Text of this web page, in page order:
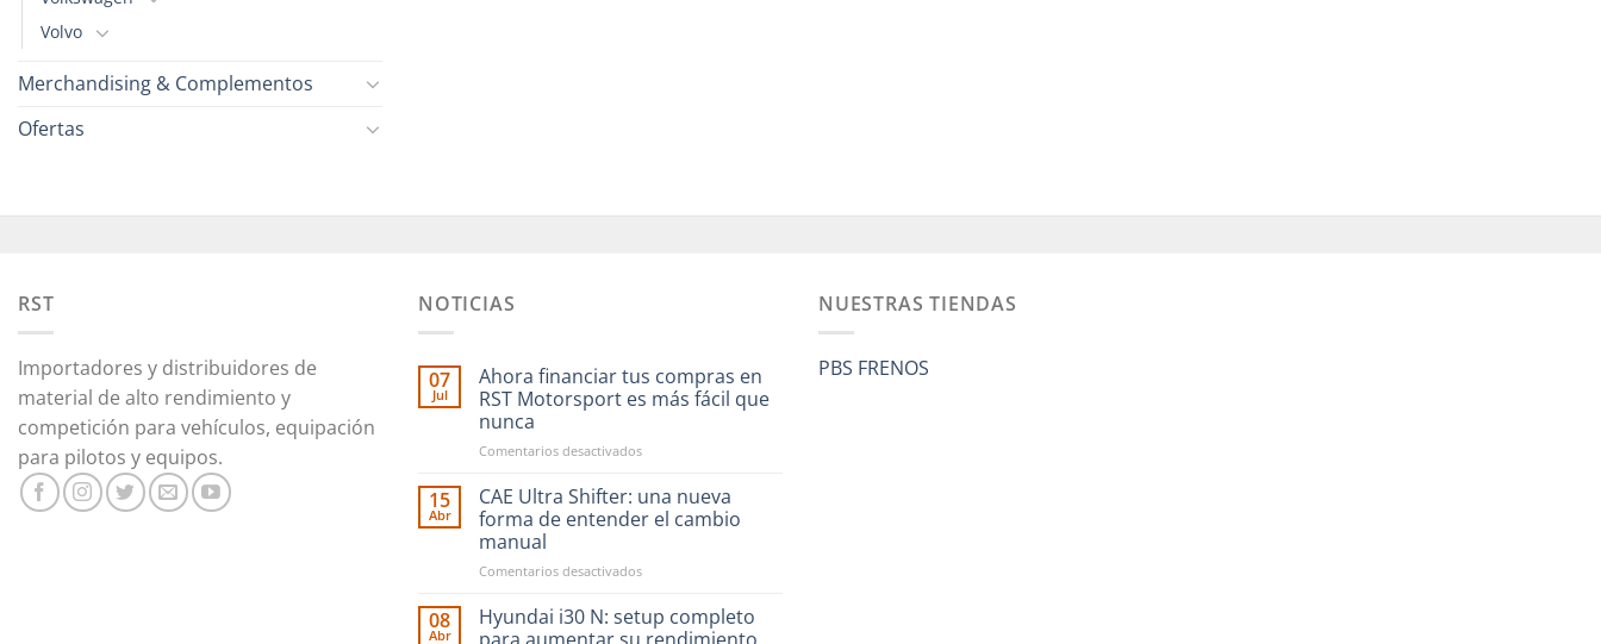
Volvo
Merchandising & Complementos
Ofertas
RST
Importadores y distribuidores de
material de alto rendimiento y
competición para vehículos, equipación
para pilotos y equipos.
NOTICIAS
07
Jul
Ahora financiar tus compras en
RST Motorsport es más fácil que
nunca
Comentarios desactivadosen
financiar
compras
RST
es
más
15
Abr
CAE Ultra Shifter: una nueva
forma de entender el cambio
manual
Comentarios desactivadosen
Ultra
Shifter:
08
Abr
Hyundai i30 N: setup completo
NUESTRAS TIENDAS
PBS FRENOS